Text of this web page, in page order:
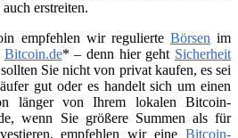
erstreiten.
empfehlen wir regulierte Börsen im
Bitcoin.de* – denn hier geht Sicherheit
Sie nicht von privat kaufen, es sei
gut oder es handelt sich um einen
länger von Ihrem lokalen Bitcoin-
wenn Sie größere Summen als für
empfehlen wir eine Bitcoin-